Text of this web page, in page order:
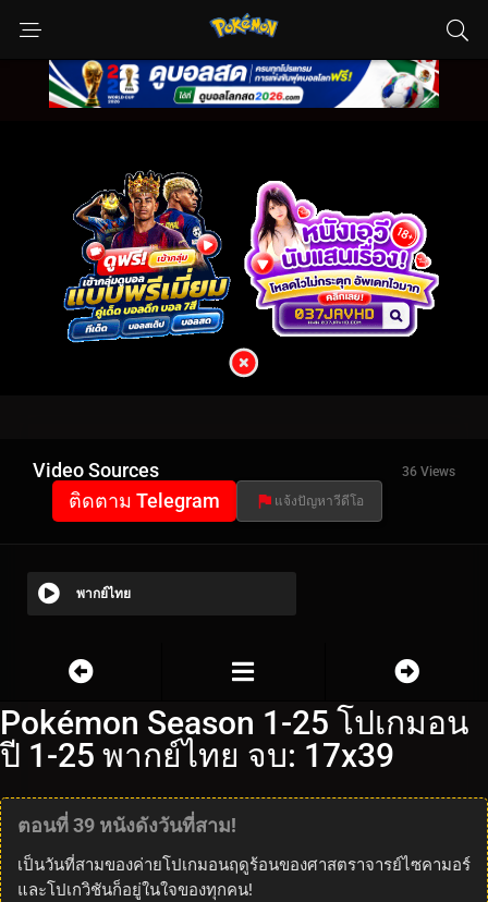
Video Sources 36 Views
ติดตาม Telegram แจ้งปัญหาวีดีโอ
พากย์ไทย
Pokémon Season 1-25 โปเกมอน
ปี 1-25 พากย์ไทย จบ: 17x39
ตอนที่ 39 หนังดังวันที่สาม!
เป็นวันที่สามของค่ายโปเกมอนฤดูร้อนของศาสตราจารย์ไซคามอร์
และโปเกวิชันก็อยู่ในใจของทุกคน!